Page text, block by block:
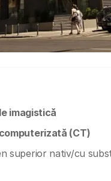
imagistică
(CT)
superior nativ/cu